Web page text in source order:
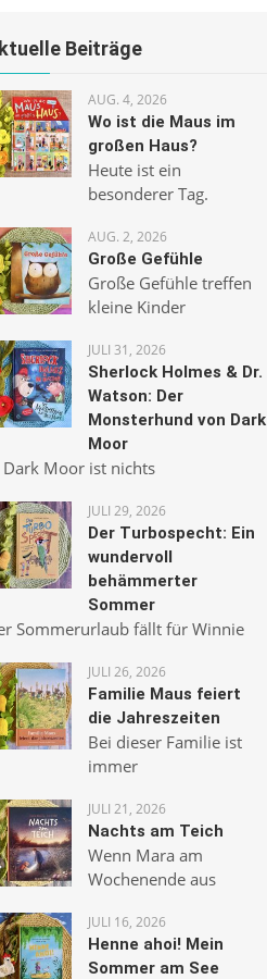
Beiträge
AUG. 4, 2026
Wo ist die Maus im
großen Haus?
Heute ist ein
besonderer Tag.
AUG. 2, 2026
Große Gefühle
Große Gefühle treffen
kleine Kinder
JULI 31, 2026
Sherlock Holmes & Dr.
Watson: Der
Monsterhund von Dark
Moor
Dark Moor ist nichts
JULI 29, 2026
Der Turbospecht: Ein
wundervoll
behämmerter
Sommer
Sommerurlaub fällt für Winnie
JULI 26, 2026
Familie Maus feiert
die Jahreszeiten
Bei dieser Familie ist
immer
JULI 21, 2026
Nachts am Teich
Wenn Mara am
Wochenende aus
JULI 16, 2026
Henne ahoi! Mein
Sommer am See